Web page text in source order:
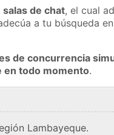
de chat, el cual
a tu búsqueda
de concurrencia
en todo momento.
Lambayeque.